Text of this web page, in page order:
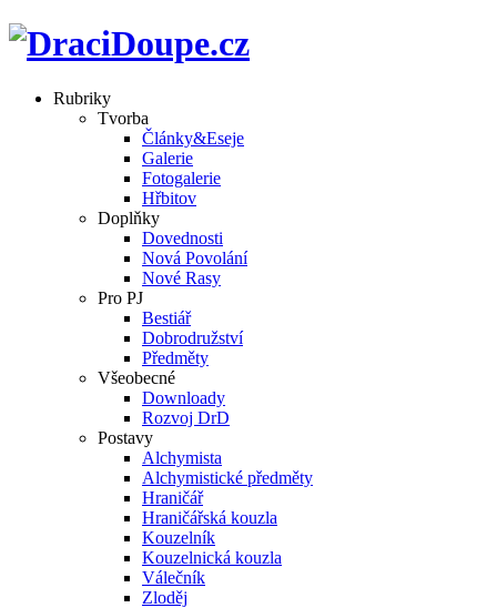
Rubriky
Tvorba
Články&Eseje
Galerie
Fotogalerie
Hřbitov
Doplňky
Dovednosti
Nová Povolání
Nové Rasy
Pro PJ
Bestiář
Dobrodružství
Předměty
Všeobecné
Downloady
Rozvoj DrD
Postavy
Alchymista
Alchymistické předměty
Hraničář
Hraničářská kouzla
Kouzelník
Kouzelnická kouzla
Válečník
Zloděj